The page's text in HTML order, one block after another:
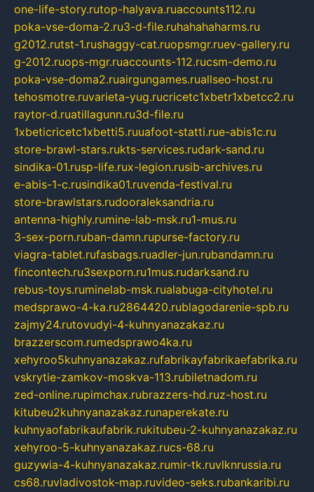
one-life-story.rutop-halyava.ruaccounts112.ru
poka-vse-doma-2.ru3-d-file.ruhahahaharms.ru
g2012.rutst-1.rushaggy-cat.ruopsmgr.ruev-gallery.ru
g-2012.ruops-mgr.ruaccounts-112.rucsm-demo.ru
poka-vse-doma2.ruairgungames.ruallseo-host.ru
tehosmotre.ruvarieta-yug.rucricetc1xbetr1xbetcc2.ru
raytor-d.ruatillagunn.ru3d-file.ru
1xbeticricetc1xbetti5.ruuafoot-statti.rue-abis1c.ru
store-brawl-stars.rukts-services.rudark-sand.ru
sindika-01.rusp-life.rux-legion.rusib-archives.ru
e-abis-1-c.rusindika01.ruvenda-festival.ru
store-brawlstars.rudooraleksandria.ru
antenna-highly.rumine-lab-msk.ru1-mus.ru
3-sex-porn.ruban-damn.rupurse-factory.ru
viagra-tablet.rufasbags.ruadler-jun.rubandamn.ru
fincontech.ru3sexporn.ru1mus.rudarksand.ru
rebus-toys.ruminelab-msk.rualabuga-cityhotel.ru
medsprawo-4-ka.ru2864420.rublagodarenie-spb.ru
zajmy24.rutovudyi-4-kuhnyanazakaz.ru
brazzerscom.rumedsprawo4ka.ru
xehyroo5kuhnyanazakaz.rufabrikayfabrikaefabrika.ru
vskrytie-zamkov-moskva-113.rubiletnadom.ru
zed-online.rupimchax.rubrazzers-hd.ruz-host.ru
kitubeu2kuhnyanazakaz.runaperekate.ru
kuhnyaofabrikaufabrik.rukitubeu-2-kuhnyanazakaz.ru
xehyroo-5-kuhnyanazakaz.rucs-68.ru
guzywia-4-kuhnyanazakaz.rumir-tk.ruvlknrussia.ru
cs68.ruvladivostok-map.ruvideo-seks.rubankaribi.ru